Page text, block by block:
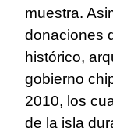
muestra.
donaciones
histórico,
gobierno
2010, los
de la isla